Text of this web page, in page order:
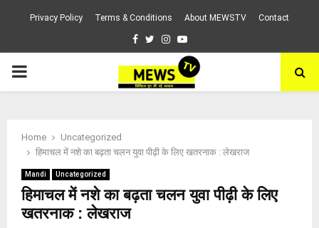
Privacy Policy Terms & Conditions About MEWSTV Contact
Facebook
TwitterInstagram
Youtube
PRIMARY
Home
Uncategorized
हिमाचल में नशे का बढ़ता चलन युवा पीढ़ी के लिए खतरनाक : लेखराज
Mandi Uncategorized
हिमाचल में नशे का बढ़ता चलन युवा पीढ़ी के लिए
खतरनाक : लेखराज